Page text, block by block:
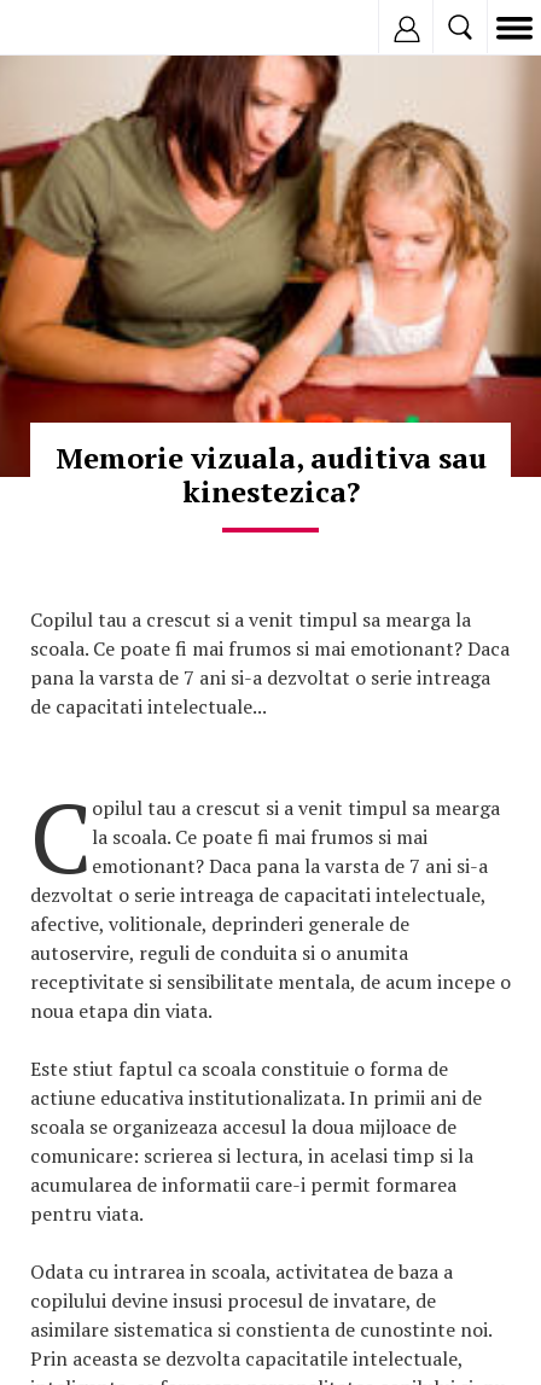
Memorie vizuala, auditiva sau
kinestezica?
Copilul tau a crescut si a venit timpul sa mearga la
scoala. Ce poate fi mai frumos si mai emotionant? Daca
pana la varsta de 7 ani si-a dezvoltat o serie intreaga
de capacitati intelectuale...
C opilul tau a crescut si a venit timpul sa mearga
la scoala. Ce poate fi mai frumos si mai
emotionant? Daca pana la varsta de 7 ani si-a
dezvoltat o serie intreaga de capacitati intelectuale,
afective, volitionale, deprinderi generale de
autoservire, reguli de conduita si o anumita
receptivitate si sensibilitate mentala, de acum incepe o
noua etapa din viata.
Este stiut faptul ca scoala constituie o forma de
actiune educativa institutionalizata. In primii ani de
scoala se organizeaza accesul la doua mijloace de
comunicare: scrierea si lectura, in acelasi timp si la
acumularea de informatii care-i permit formarea
pentru viata.
Odata cu intrarea in scoala, activitatea de baza a
copilului devine insusi procesul de invatare, de
asimilare sistematica si constienta de cunostinte noi.
Prin aceasta se dezvolta capacitatile intelectuale,